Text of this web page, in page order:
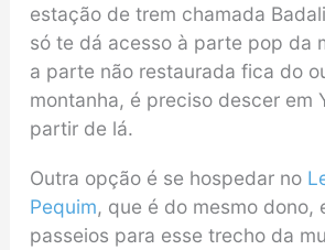
estação de trem chamada
só te dá acesso à parte pop da
a parte não restaurada fica do
montanha, é preciso descer em
partir de lá.
Outra opção é se hospedar no
Pequim, que é do mesmo dono,
passeios para esse trecho da